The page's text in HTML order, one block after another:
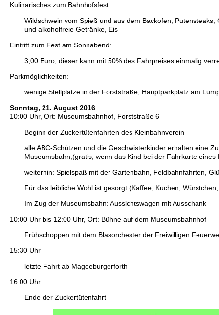
Kulinarisches zum Bahnhofsfest:
Wildschwein vom Spieß und aus dem Backofen,
und alkoholfreie Getränke, Eis
Eintritt zum Fest am Sonnabend:
3,00 Euro, dieser kann mit 50% des Fahrpreises einmalig
Parkmöglichkeiten:
wenige Stellplätze in der Forststraße, Hauptparkplatz am
Sonntag, 21. August 2016
10:00 Uhr, Ort: Museumsbahnhof, Forststraße 6
Beginn der Zuckertütenfahrten des Kleinbahnverein
alle ABC-Schützen und die Geschwisterkinder erhalten eine
Museumsbahn,(gratis, wenn das Kind bei der Fahrkarte eines
weiterhin: Spielspaß mit der Gartenbahn, Feldbahnfahrten,
Für das leibliche Wohl ist gesorgt (Kaffee, Kuchen,
Im Zug der Museumsbahn: Aussichtswagen mit Ausschank
10:00 Uhr bis 12:00 Uhr, Ort: Bühne auf dem Museumsbahnhof
Frühschoppen mit dem Blasorchester der Freiwilligen
15:30 Uhr
letzte Fahrt ab Magdeburgerforth
16:00 Uhr
Ende der Zuckertütenfahrt